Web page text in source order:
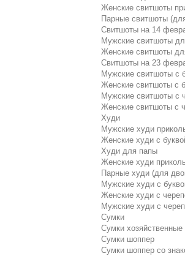
Женские свитшоты
Парные свитшоты
Свитшоты на 14
Мужские свитшоты
Женские свитшоты
Свитшоты на 23
Мужские свитшоты с
Женские свитшоты с
Мужские свитшоты с
Женские свитшоты с
Худи
Мужские худи
Женские худи с
Худи для папы
Женские худи
Парные худи (для
Мужские худи с
Женские худи с
Мужские худи с
Сумки
Сумки хозяйственные
Сумки шоппер
Сумки шоппер со